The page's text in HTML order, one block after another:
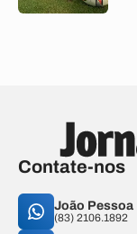
Contate-nos
João Pessoa
(83) 2106.1892